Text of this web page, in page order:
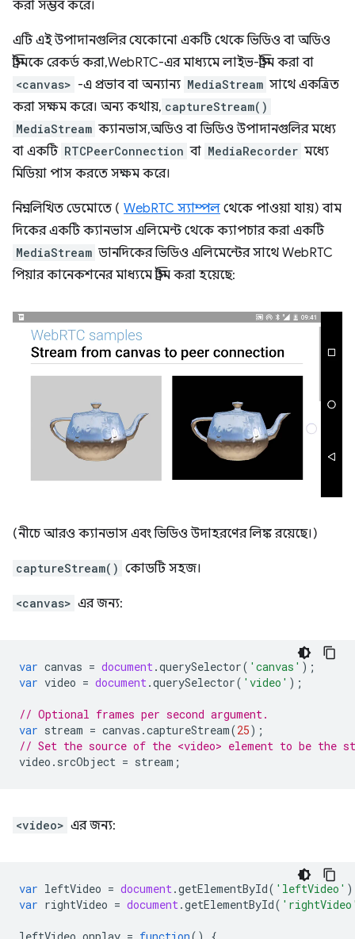
করা সম্ভব করে।
এটি এই উপাদানগুলির যেকোনো একটি থেকে ভিডিও বা অডিও
স্ট্রিমকে রেকর্ড করা, WebRTC-এর মাধ্যমে লাইভ-স্ট্রিম করা বা
<canvas> -এ প্রভাব বা অন্যান্য MediaStream সাথে একত্রিত
করা সক্ষম করে। অন্য কথায়, captureStream()
MediaStream ক্যানভাস, অডিও বা ভিডিও উপাদানগুলির মধ্যে
বা একটি RTCPeerConnection বা MediaRecorder মধ্যে
মিডিয়া পাস করতে সক্ষম করে।
নিম্নলিখিত ডেমোতে ( WebRTC স্যাম্পল থেকে পাওয়া যায়) বাম
দিকের একটি ক্যানভাস এলিমেন্ট থেকে ক্যাপচার করা একটি
MediaStream ডানদিকের ভিডিও এলিমেন্টের সাথে WebRTC
পিয়ার কানেকশনের মাধ্যমে স্ট্রিম করা হয়েছে:
(নীচে আরও ক্যানভাস এবং ভিডিও উদাহরণের লিঙ্ক রয়েছে।)
captureStream() কোডটি সহজ।
<canvas> এর জন্য:
var canvas = document.querySelector( 'canvas' );
var video = document.querySelector( 'video' );
// Optional frames per second argument.
var stream = canvas .captureStream(25);
// Set the source of the <video> element to be the
video . srcObject = stream ;
<video> এর জন্য:
var leftVideo = document.getElementById( 'leftVideo'
var rightVideo = document.getElementById(